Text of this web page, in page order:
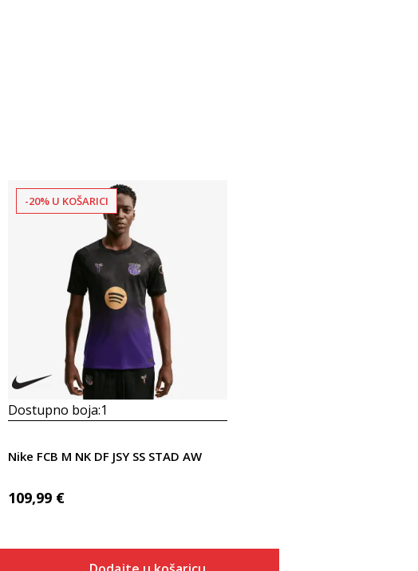
-20% U KOŠARICI
Dostupno boja:1
Nike FCB M NK DF JSY SS STAD AW
109,99 €